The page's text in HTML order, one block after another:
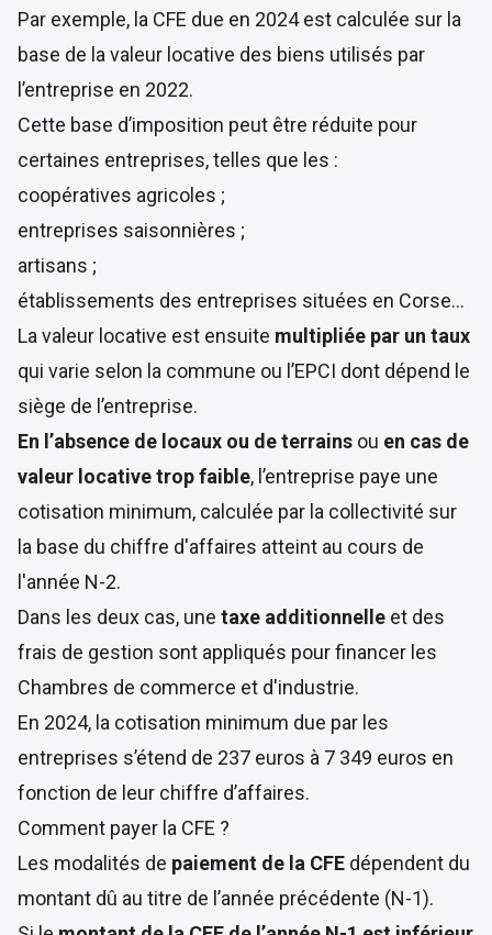
Par exemple, la CFE due en 2024 est calculée sur la
base de la valeur locative des biens utilisés par
l’entreprise en 2022.
Cette base d’imposition peut être réduite pour
certaines entreprises, telles que les :
coopératives agricoles ;
entreprises saisonnières ;
artisans ;
établissements des entreprises situées en Corse…
La valeur locative est ensuite multipliée par un taux
qui varie selon la commune ou l’EPCI dont dépend le
siège de l’entreprise.
En l’absence de locaux ou de terrains ou en cas de
valeur locative trop faible, l’entreprise paye une
cotisation minimum, calculée par la collectivité sur
la base du chiffre d'affaires atteint au cours de
l'année N-2.
Dans les deux cas, une taxe additionnelle et des
frais de gestion sont appliqués pour financer les
Chambres de commerce et d'industrie.
En 2024, la cotisation minimum due par les
entreprises s’étend de 237 euros à 7 349 euros en
fonction de leur chiffre d’affaires.
Comment payer la CFE ?
Les modalités de paiement de la CFE dépendent du
montant dû au titre de l’année précédente (N-1).